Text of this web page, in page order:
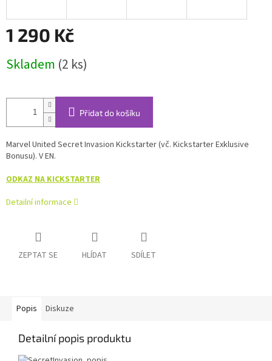
1 290 Kč
cena:
Skladem (2 ks)
Přidat do košíku
Marvel United Secret Invasion Kickstarter (vč. Kickstarter Exklusive
Bonusu). V EN.
ODKAZ NA KICKSTARTER
Detailní informace
ZEPTAT SE HLÍDAT SDÍLET
Popis Diskuze
Detailní popis produktu